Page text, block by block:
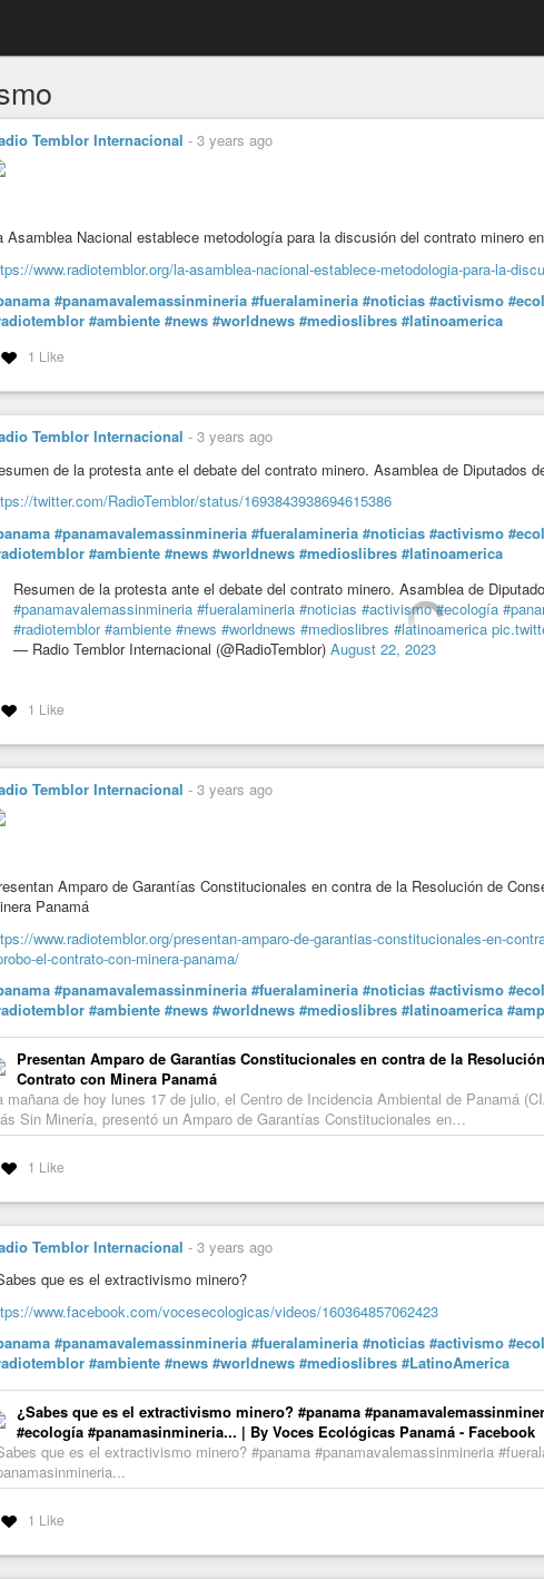
Temblor Internacional - 3 years ago
Asamblea Nacional establece metodología para la discusión del contrato minero
www.radiotemblor.org/la-asamblea-nacional-establece-metodologia-para-la-
#panamavalemassinmineria #fueralamineria #noticias #activismo
#ambiente #news #worldnews #medioslibres #latinoamerica
1 Like
Temblor Internacional - 3 years ago
de la protesta ante el debate del contrato minero. Asamblea de Diputados
twitter.com/RadioTemblor/status/1693843938694615386
#panamavalemassinmineria #fueralamineria #noticias #activismo
#ambiente #news #worldnews #medioslibres #latinoamerica
Resumen de la protesta ante el debate del contrato minero. Asamblea de
#panamavalemassinmineria #fueralamineria #noticias #activismo #ecología
#radiotemblor #ambiente #news #worldnews #medioslibres #latinoamerica
— Radio Temblor Internacional (@RadioTemblor) August 22, 2023
1 Like
Temblor Internacional - 3 years ago
Amparo de Garantías Constitucionales en contra de la Resolución de
Panamá
www.radiotemblor.org/presentan-amparo-de-garantias-constitucionales-en-
el-contrato-con-minera-panama/
#panamavalemassinmineria #fueralamineria #noticias #activismo
#ambiente #news #worldnews #medioslibres #latinoamerica
Presentan Amparo de Garantías Constitucionales en contra de la
Contrato con Minera Panamá
mañana de hoy lunes 17 de julio, el Centro de Incidencia Ambiental de Panamá
Sin Minería, presentó un Amparo de Garantías Constitucionales en…
1 Like
Temblor Internacional - 3 years ago
que es el extractivismo minero?
www.facebook.com/vocesecologicas/videos/160364857062423
#panamavalemassinmineria #fueralamineria #noticias #activismo
#ambiente #news #worldnews #medioslibres #LatinoAmerica
¿Sabes que es el extractivismo minero? #panama
#ecología #panamasinmineria... | By Voces Ecológicas Panamá - Facebook
que es el extractivismo minero? #panama #panamavalemassinmineria
1 Like